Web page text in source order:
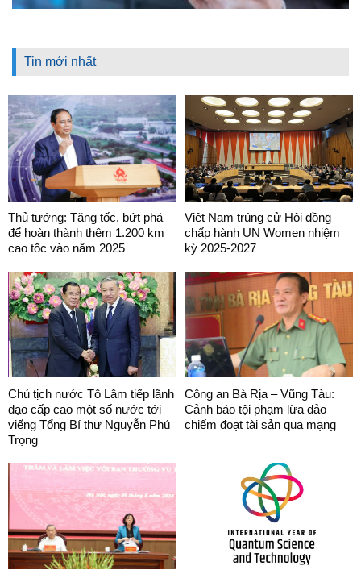
Tin mới nhất
Thủ tướng: Tăng tốc, bứt phá
để hoàn thành thêm 1.200 km
cao tốc vào năm 2025
Việt Nam trúng cử Hội đồng
chấp hành UN Women nhiệm
kỳ 2025-2027
Chủ tịch nước Tô Lâm tiếp lãnh
đạo cấp cao một số nước tới
viếng Tổng Bí thư Nguyễn Phú
Trọng
Công an Bà Rịa – Vũng Tàu:
Cảnh báo tội phạm lừa đảo
chiếm đoạt tài sản qua mạng